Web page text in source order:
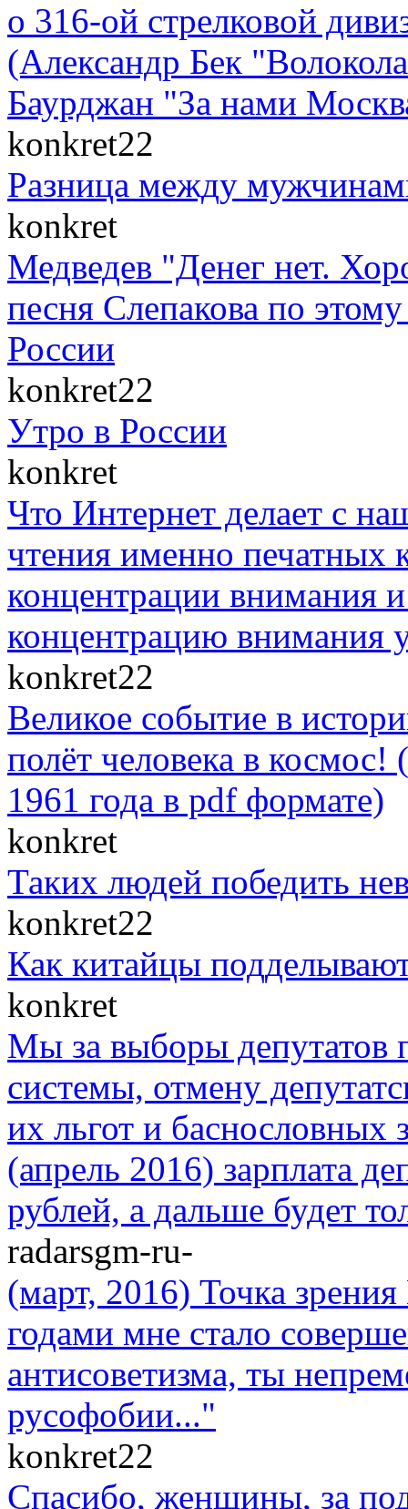
о 316-ой стрелковой
(Александр Бек
Баурджан "За нами
konkret22
Разница между
konkret
Медведев "Денег нет.
песня Слепакова по
России
konkret22
Утро в России
konkret
Что Интернет делает с
чтения именно печатных
концентрации внимания
концентрацию внимания
konkret22
Великое событие в
полёт человека в космос!
1961 года в pdf формате)
konkret
Таких людей победить
konkret22
Как китайцы
konkret
Мы за выборы депутатов
системы, отмену
их льгот и баснословных
(апрель 2016) зарплата
рублей, а дальше будет
radarsgm-ru-
(март, 2016) Точка
годами мне стало
антисоветизма, ты
русофобии..."
konkret22
Спасибо, женщины, за